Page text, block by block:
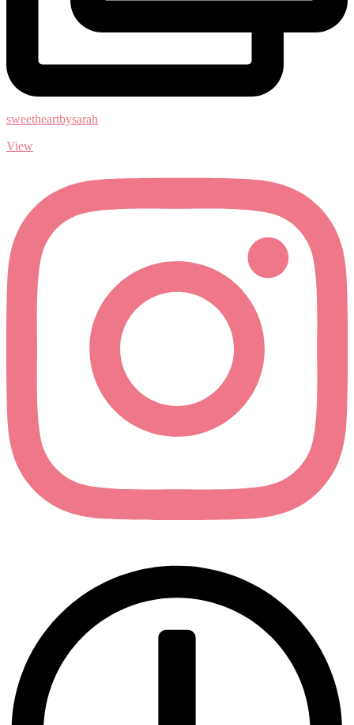
sweetheartbysarah
View